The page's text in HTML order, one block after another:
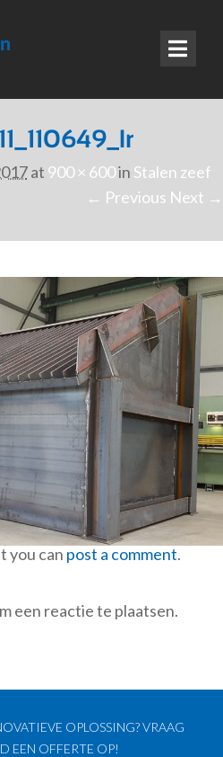
at 900 × 600in Stalen zeef
← Previous Next →
you can post a comment.
een reactie te plaatsen.
OPLOSSING? VRAAG
EEN OFFERTE OP!